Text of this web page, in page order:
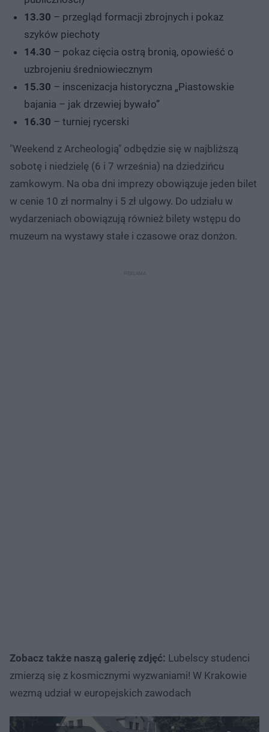
13.30 – przegląd formacji zbrojnych i pokaz
szyków piechoty
14.30 – pokaz cięcia ostrą bronią, opowieść o
uzbrojeniu średniowiecznym
15.30 – inscenizacja historyczna „Piastowskie
bajania – jak drzewiej bywało”
16.30 – turniej rycerski
"Weekend z Archeologią" odbędzie się w najbliższą
sobotę i niedzielę (6 i 7 września) na dziedzińcu
zamkowym. Na oba dni imprezy obowiązuje jeden bilet
w cenie 10 zł normalny i 5 zł ulgowy. Do udziału w
wydarzeniach obowiązują również bilety wstępu do
muzeum na wystawy stałe i czasowe oraz donżon.
Zobacz także naszą galerię zdjęć: Lubelscy studenci
zmierzą się z kosmicznymi wyzwaniami! W Krakowie
wezmą udział w europejskich zawodach